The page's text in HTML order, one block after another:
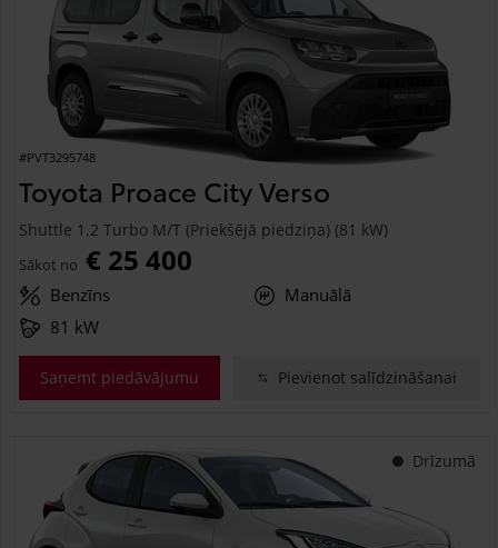
#PVT3295748
Toyota Proace City Verso
Shuttle 1.2 Turbo M/T (Priekšējā piedziņa) (81 kW)
Sākot no € 25 400
Benzīns
Manuālā
81 kW
Saņemt piedāvājumu Pievienot salīdzināšanai
Drīzumā